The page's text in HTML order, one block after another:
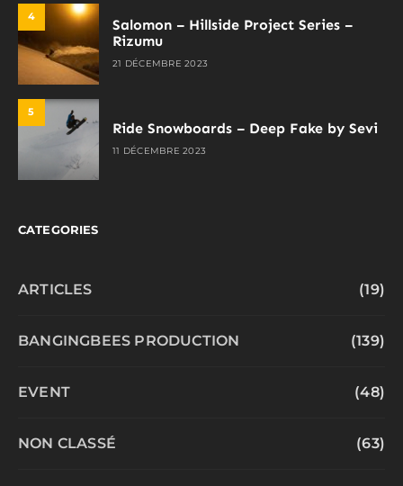
4
Salomon – Hillside Project Series –
Rizumu
21 DÉCEMBRE 2023
5
Ride Snowboards – Deep Fake by Sevi
11 DÉCEMBRE 2023
CATEGORIES
ARTICLES (19)
BANGINGBEES PRODUCTION (139)
EVENT (48)
NON CLASSÉ (63)